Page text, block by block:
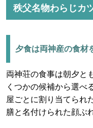
秩父名物わらじカ
夕食は両神産の食材
両神荘の食事は朝夕と
くつかの候補から選べ
屋ごとに割り当てられ
膳と名付けられた顔ぶ